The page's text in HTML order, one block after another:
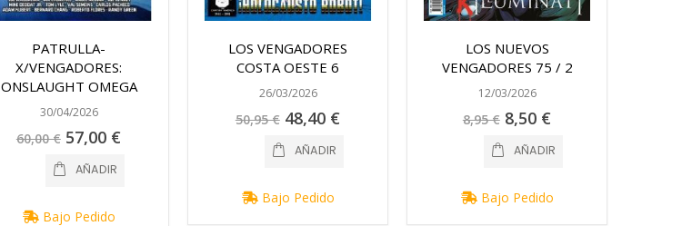
PATRULLA-
X/VENGADORES:
ONSLAUGHT OMEGA
30/04/2026
60,00 € Precio
especial
57,00 €
AÑADIR
Bajo Pedido
LOS VENGADORES
COSTA OESTE 6
26/03/2026
50,95 € Precio
especial
48,40 €
AÑADIR
Bajo Pedido
LOS NUEVOS
VENGADORES 75 / 2
12/03/2026
8,95 € Precio
especial
8,50 €
AÑADIR
Bajo Pedido